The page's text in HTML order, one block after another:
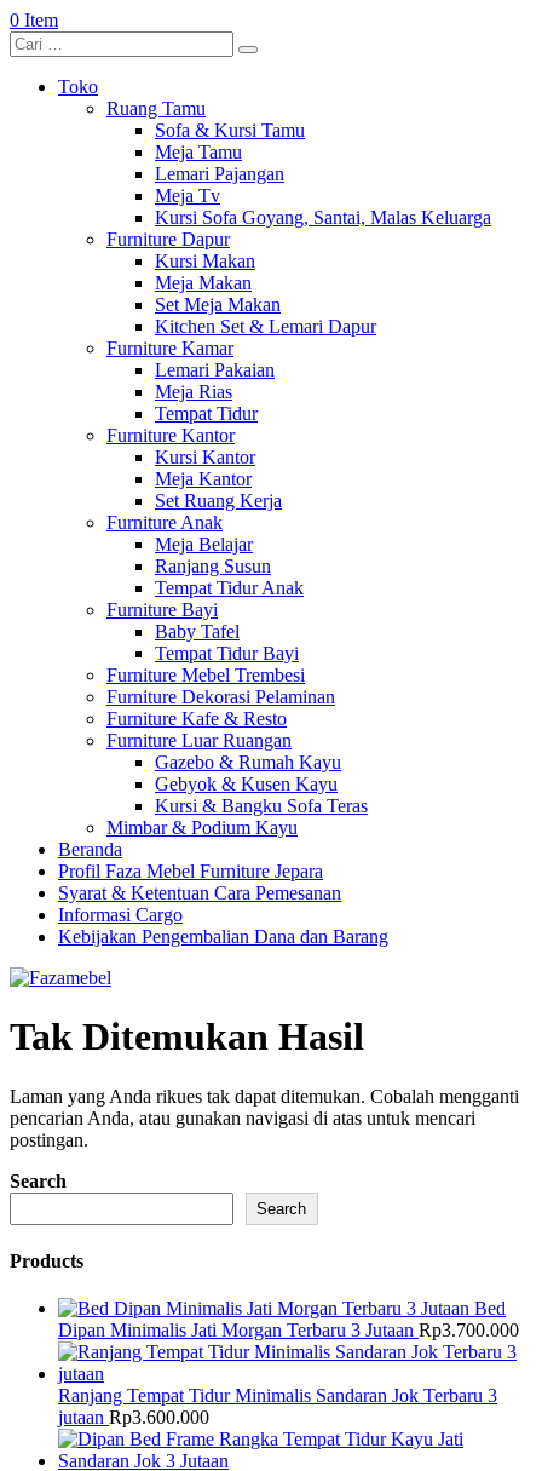
0 Item
Toko
Ruang Tamu
Sofa & Kursi Tamu
Meja Tamu
Lemari Pajangan
Meja Tv
Kursi Sofa Goyang, Santai, Malas Keluarga
Furniture Dapur
Kursi Makan
Meja Makan
Set Meja Makan
Kitchen Set & Lemari Dapur
Furniture Kamar
Lemari Pakaian
Meja Rias
Tempat Tidur
Furniture Kantor
Kursi Kantor
Meja Kantor
Set Ruang Kerja
Furniture Anak
Meja Belajar
Ranjang Susun
Tempat Tidur Anak
Furniture Bayi
Baby Tafel
Tempat Tidur Bayi
Furniture Mebel Trembesi
Furniture Dekorasi Pelaminan
Furniture Kafe & Resto
Furniture Luar Ruangan
Gazebo & Rumah Kayu
Gebyok & Kusen Kayu
Kursi & Bangku Sofa Teras
Mimbar & Podium Kayu
Beranda
Profil Faza Mebel Furniture Jepara
Syarat & Ketentuan Cara Pemesanan
Informasi Cargo
Kebijakan Pengembalian Dana dan Barang
Tak Ditemukan Hasil
Laman yang Anda rikues tak dapat ditemukan. Cobalah mengganti
pencarian Anda, atau gunakan navigasi di atas untuk mencari
postingan.
Search
Search
Products
Bed
Dipan Minimalis Jati Morgan Terbaru 3 Jutaan Rp3.700.000
Ranjang Tempat Tidur Minimalis Sandaran Jok Terbaru 3
jutaan Rp3.600.000